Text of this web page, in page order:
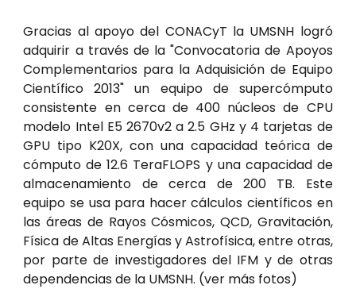
Gracias al apoyo del CONACyT la UMSNH logró
adquirir a través de la "Convocatoria de Apoyos
Complementarios para la Adquisición de Equipo
Científico 2013" un equipo de supercómputo
consistente en cerca de 400 núcleos de CPU
modelo Intel E5 2670v2 a 2.5 GHz y 4 tarjetas de
GPU tipo K20X, con una capacidad teórica de
cómputo de 12.6 TeraFLOPS y una capacidad de
almacenamiento de cerca de 200 TB. Este
equipo se usa para hacer cálculos científicos en
las áreas de Rayos Cósmicos, QCD, Gravitación,
Física de Altas Energías y Astrofísica, entre otras,
por parte de investigadores del IFM y de otras
dependencias de la UMSNH. (ver más fotos)